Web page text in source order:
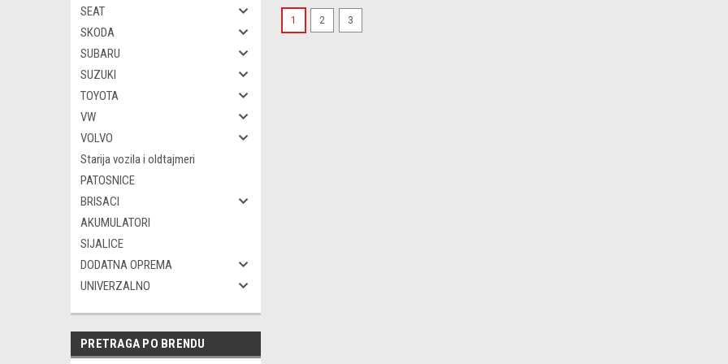
SEAT
SKODA
SUBARU
SUZUKI
TOYOTA
VW
VOLVO
Starija vozila i oldtajmeri
PATOSNICE
BRISACI
AKUMULATORI
SIJALICE
DODATNA OPREMA
UNIVERZALNO
PRETRAGA PO BRENDU
46546374 / APV1077 /
1 2 3